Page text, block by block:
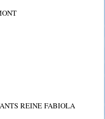
REINE FABIOLA